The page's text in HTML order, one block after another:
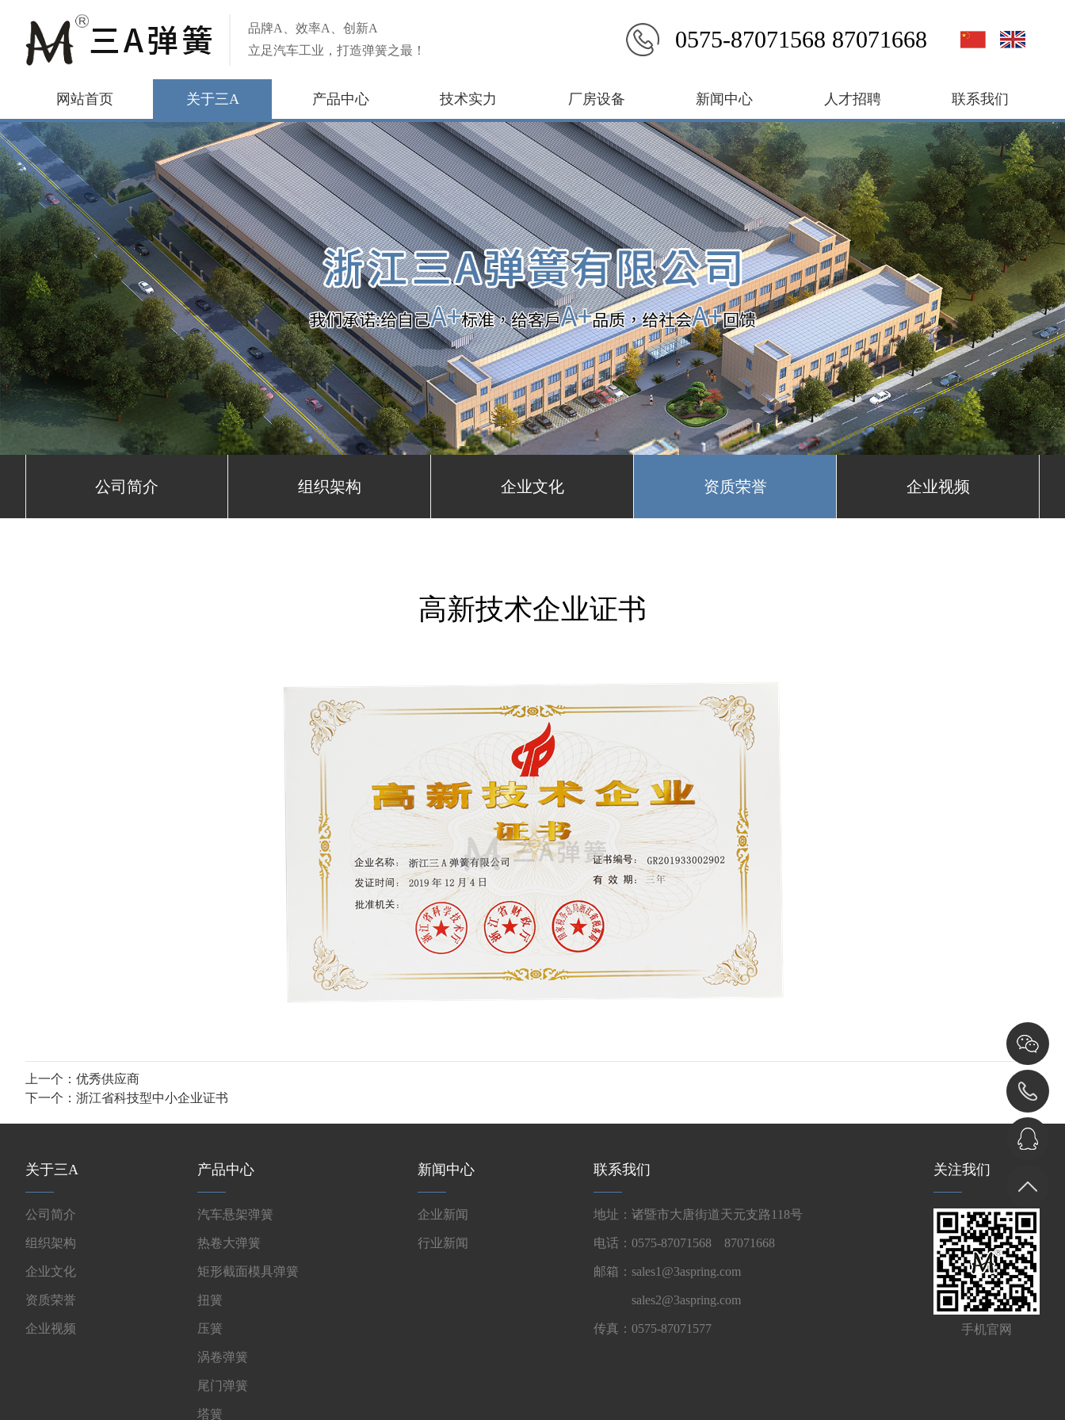
品牌A、效率A、创新A
立足汽车工业，打造弹簧之最！
0575-87071568 87071668
网站首页 关于三A 产品中心 技术实力 厂房设备 新闻中心 人才招聘 联系我们
公司简介 组织架构 企业文化 资质荣誉 企业视频
高新技术企业证书
上一个： 优秀供应商
下一个： 浙江省科技型中小企业证书
关于三A
公司简介
组织架构
企业文化
资质荣誉
企业视频
产品中心
汽车悬架弹簧
热卷大弹簧
矩形截面模具弹簧
扭簧
压簧
涡卷弹簧
尾门弹簧
塔簧
新闻中心
企业新闻
行业新闻
联系我们
地址：诸暨市大唐街道天元支路118号
电话：0575-87071568 87071668
邮箱：sales1@3aspring.com
sales2@3aspring.com
传真：0575-87071577
关注我们
手机官网